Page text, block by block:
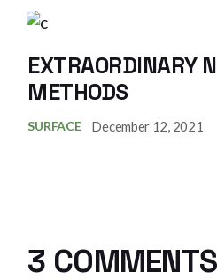
EXTRAORDINARY
METHODS
SURFACE December 12, 2021
3 COMMENTS